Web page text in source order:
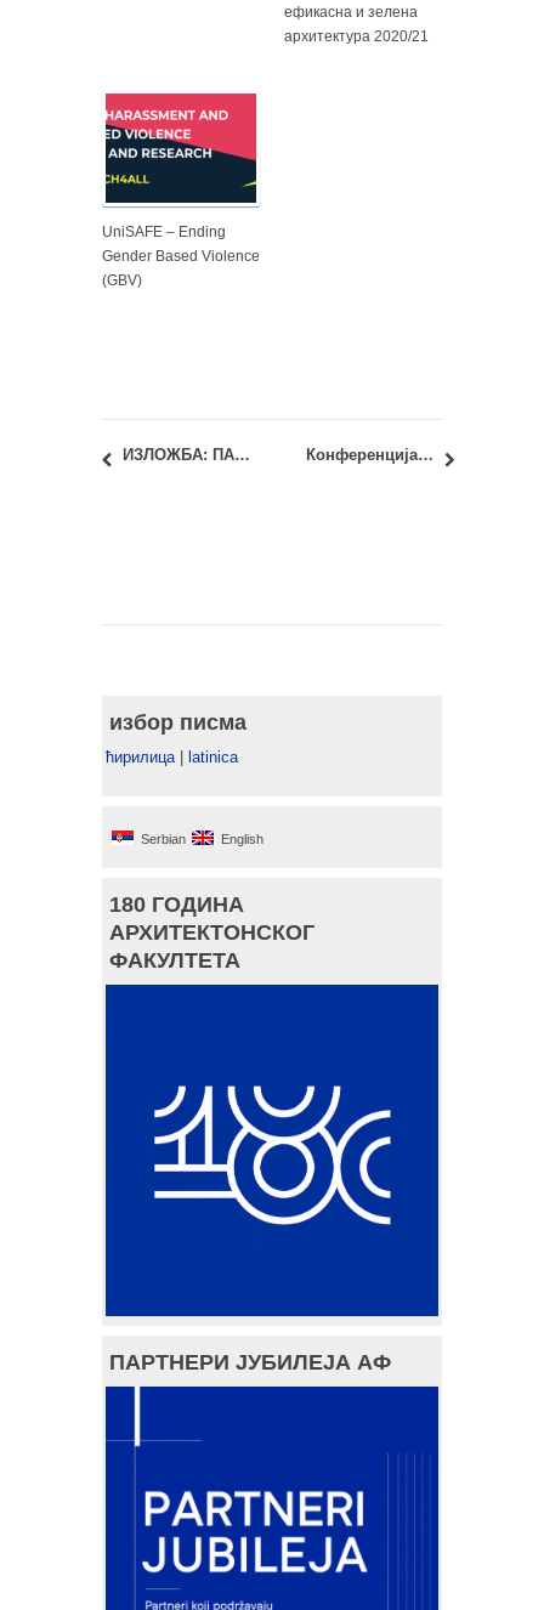
ефикасна и зелена
архитектура 2020/21
UniSAFE – Ending
Gender Based Violence
(GBV)
ИЗЛОЖБА: ПАПИРОЛОГИЈА – Графике Бранка Павића Конференција BuildUp 2024: Станоградња – од плана до стана
избор писма
ћирилица| latinica
Serbian English
180 ГОДИНА
АРХИТЕКТОНСКОГ
ФАКУЛТЕТА
ПАРТНЕРИ ЈУБИЛЕЈА АФ